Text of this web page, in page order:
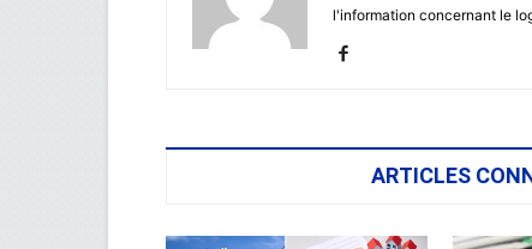
l'information concernant le
ARTICLES